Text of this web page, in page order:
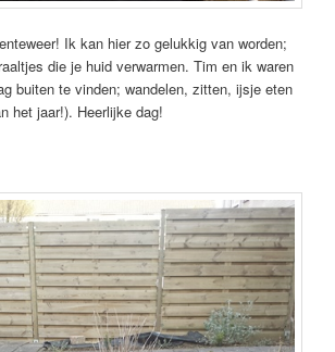
Ik kan hier zo gelukkig van worden;
die je huid verwarmen. Tim en ik waren
buiten te vinden; wandelen, zitten, ijsje eten
het jaar!). Heerlijke dag!